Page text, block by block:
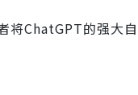
ChatGPT的强大